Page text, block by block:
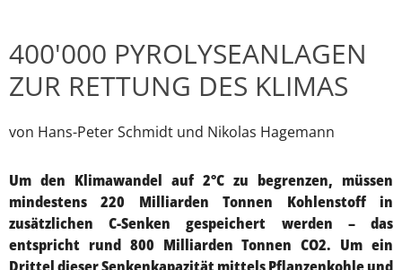
400'000 PYROLYSEANLAGEN
ZUR RETTUNG DES KLIMAS
von Hans-Peter Schmidt und Nikolas Hagemann
Um den Klimawandel auf 2°C zu begrenzen, müssen
mindestens 220 Milliarden Tonnen Kohlenstoff in
zusätzlichen C-Senken gespeichert werden – das
entspricht rund 800 Milliarden Tonnen CO2. Um ein